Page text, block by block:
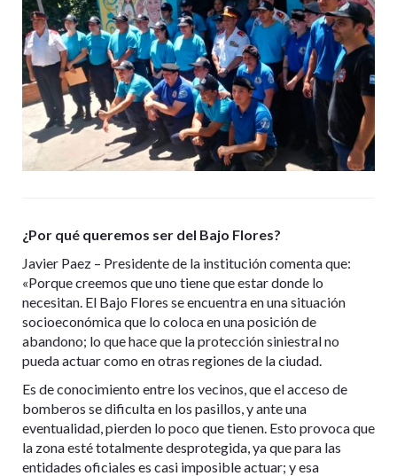
¿Por qué queremos ser del Bajo Flores?
Javier Paez – Presidente de la institución comenta que:
«Porque creemos que uno tiene que estar donde lo
necesitan. El Bajo Flores se encuentra en una situación
socioeconómica que lo coloca en una posición de
abandono; lo que hace que la protección siniestral no
pueda actuar como en otras regiones de la ciudad.
Es de conocimiento entre los vecinos, que el acceso de
bomberos se dificulta en los pasillos, y ante una
eventualidad, pierden lo poco que tienen. Esto provoca que
la zona esté totalmente desprotegida, ya que para las
entidades oficiales es casi imposible actuar; y esa